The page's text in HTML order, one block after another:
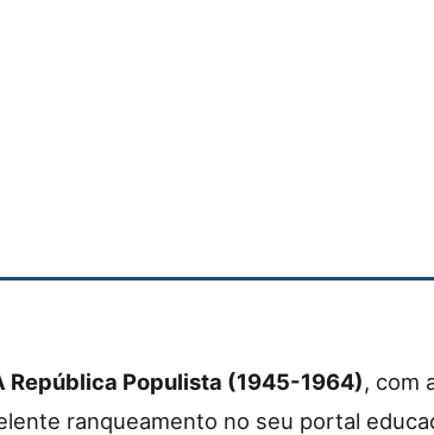
República Populista (1945-1964), com
ranqueamento no seu portal